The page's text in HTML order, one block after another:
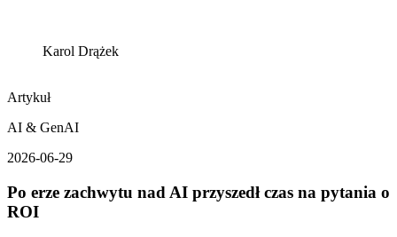
Karol Drążek
Artykuł
AI & GenAI
2026-06-29
Po erze zachwytu nad AI przyszedł czas na pytania o
ROI